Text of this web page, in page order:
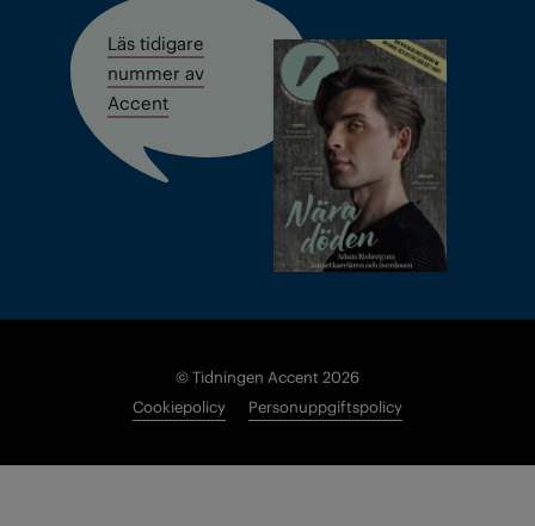
Läs tidigare
nummer av
Accent
© Tidningen Accent 2026
Cookiepolicy
Personuppgiftspolicy